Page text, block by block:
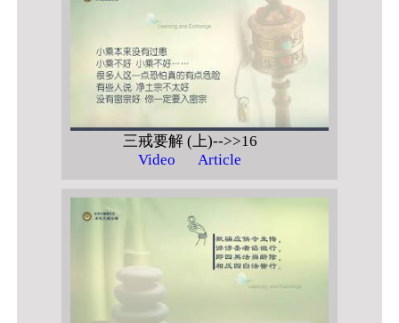
三戒要解 (上)-->>16
Video
Article